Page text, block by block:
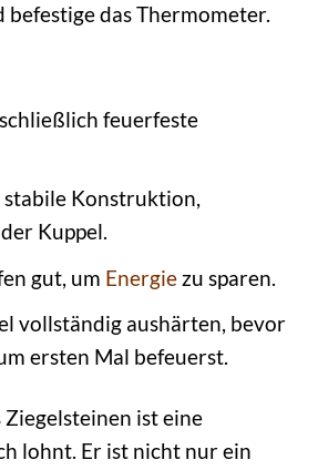
befestige das Thermometer.
feuerfeste
stabile Konstruktion,
Kuppel.
gut, um Energiezu sparen.
vollständig aushärten, bevor
ersten Mal befeuerst.
Ziegelsteinen ist eine
lohnt. Er ist nicht nur ein